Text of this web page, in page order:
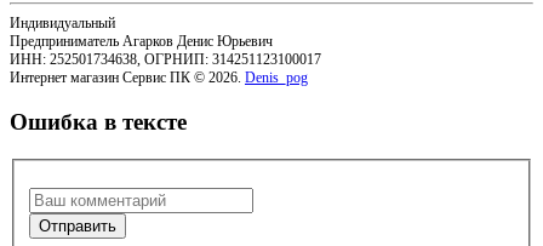
Индивидуальный
Предприниматель Агарков Денис Юрьевич
ИНН: 252501734638, ОГРНИП: 314251123100017
Интернет магазин Сервис ПК © 2026. Denis_pog
Ошибка в тексте